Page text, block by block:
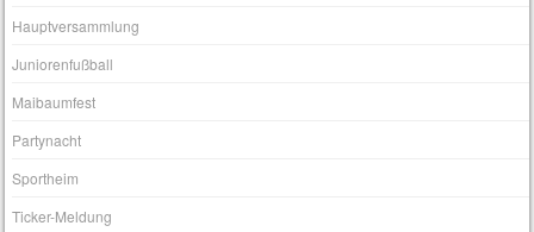
Hauptversammlung
Juniorenfußball
Maibaumfest
Partynacht
Sportheim
Ticker-Meldung